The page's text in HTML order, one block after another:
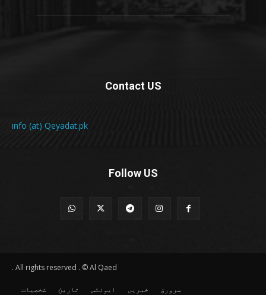
Contact US
info (at) Qeyadat.pk
Follow US
All rights reserved . © Al Qaed .
سرورق خبریں ایونٹس تاریخ شخصیات